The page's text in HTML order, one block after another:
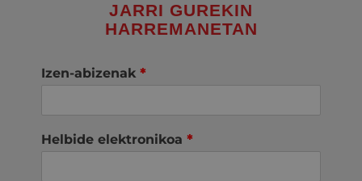
JARRI GUREKIN
HARREMANETAN
Izen-abizenak *
Helbide elektronikoa *